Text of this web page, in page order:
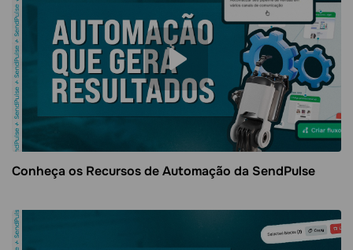
Conheça os Recursos de Automação da SendPulse